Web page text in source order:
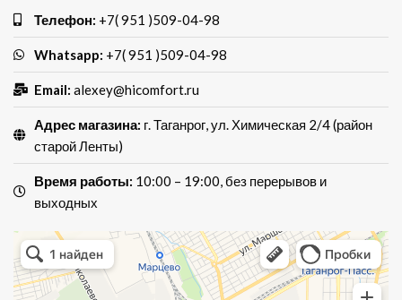
Телефон: +7( 951 )509-04-98
Whatsapp: +7( 951 )509-04-98
Email: alexey@hicomfort.ru
Адрес магазина: г. Таганрог, ул. Химическая 2/4 (район
старой Ленты)
Время работы: 10:00 – 19:00, без перерывов и
выходных
Хай Комфорт
Магазин мебели в Таганроге
Мебель для кухни в Таганроге